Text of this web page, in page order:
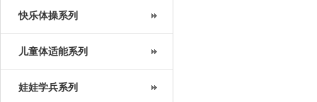
快乐体操系列
儿童体适能系列
娃娃学兵系列